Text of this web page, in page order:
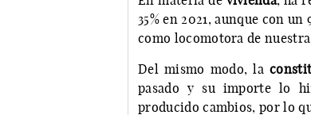
35% en 2021, aunque con
como locomotora de
Del mismo modo, la
pasado y su importe lo
producido cambios, por lo